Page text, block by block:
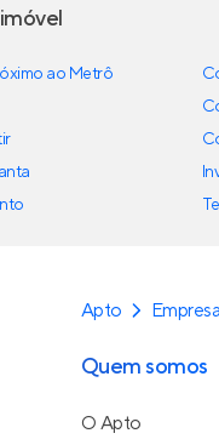
ao Metrô
Apto
Quem somos
O Apto